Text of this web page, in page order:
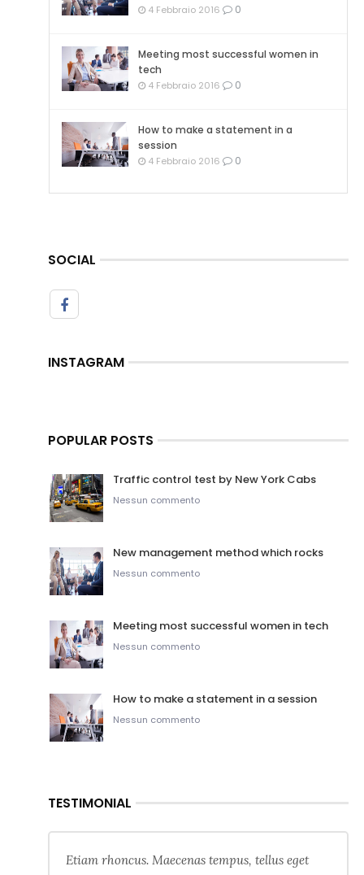
4 Febbraio 2016 0
Meeting most successful women in
tech
4 Febbraio 2016 0
How to make a statement in a
session
4 Febbraio 2016 0
SOCIAL
INSTAGRAM
POPULAR POSTS
Traffic control test by New York Cabs
Nessun commento
New management method which rocks
Nessun commento
Meeting most successful women in tech
Nessun commento
How to make a statement in a session
Nessun commento
TESTIMONIAL
Etiam rhoncus. Maecenas tempus, tellus eget